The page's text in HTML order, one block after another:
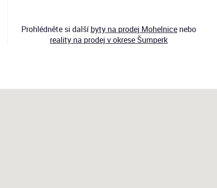
Prohlédněte si dalšíbyty na prodej Mohelnice nebo
reality na prodej v okrese Šumperk